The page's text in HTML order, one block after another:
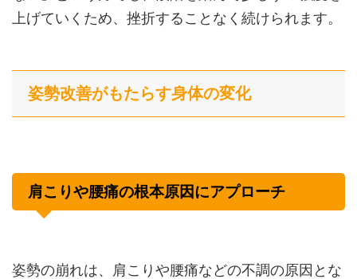
上げていくため、挫折することなく続けられます。
姿勢改善がもたらす身体の変化
肩こりや腰痛の根本原因にアプローチ
姿勢の崩れは、肩こりや腰痛などの不調の原因とな